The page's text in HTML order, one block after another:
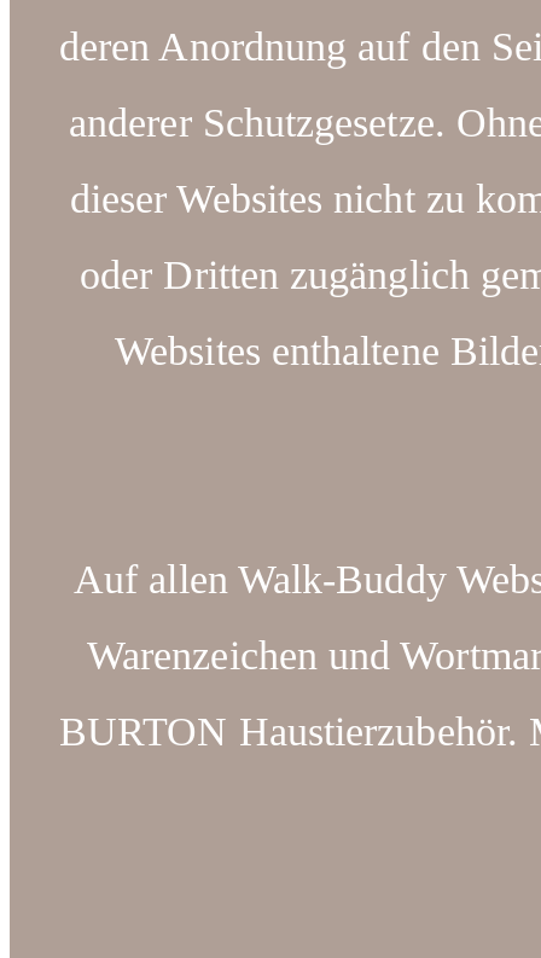
deren Anordnung auf den
anderer Schutzgesetze.
dieser Websites nicht zu
oder Dritten zugänglich
Websites enthaltene
Auf allen Walk-Buddy
Warenzeichen und
BURTON Haustierzubehör.